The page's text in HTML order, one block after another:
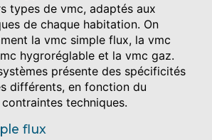
types de vmc, adaptés aux
de chaque habitation. On
la vmc simple flux, la vmc
hygroréglable et la vmc gaz.
présente des spécificités
différents, en fonction du
techniques.
flux